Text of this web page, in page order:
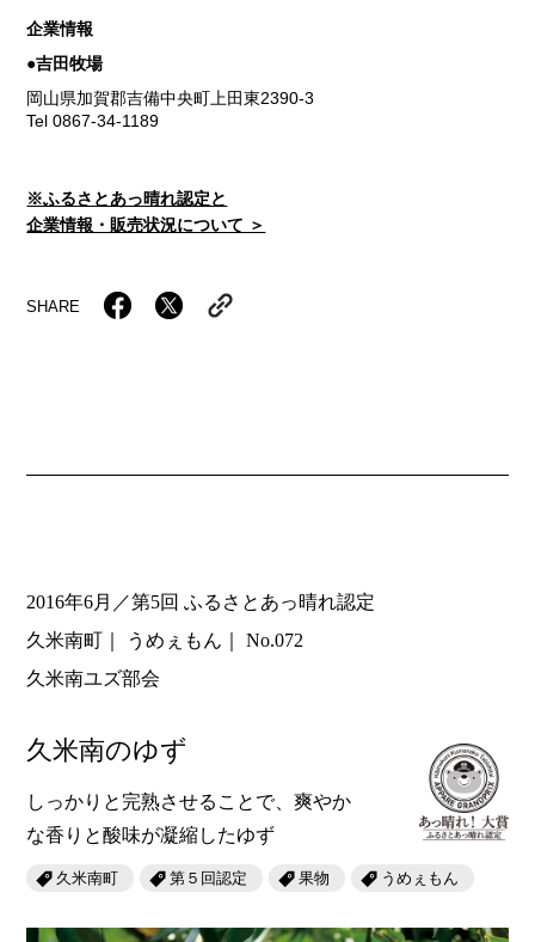
企業情報
●吉田牧場
岡山県加賀郡吉備中央町上田東2390-3
Tel 0867-34-1189
※ふるさとあっ晴れ認定と
企業情報・販売状況について ＞
SHARE
2016年6月／第5回 ふるさとあっ晴れ認定
久米南町
うめぇもん
No.072
久米南ユズ部会
久米南のゆず
しっかりと完熟させることで、爽やか
な香りと酸味が凝縮したゆず
久米南町 第５回認定 果物 うめぇもん